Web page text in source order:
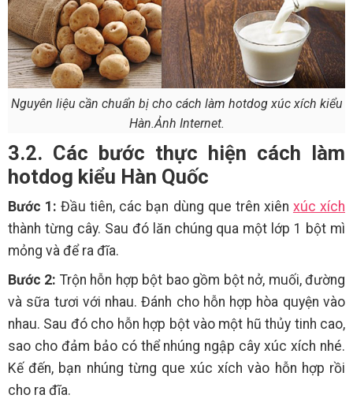
Nguyên liệu cần chuẩn bị cho cách làm hotdog xúc xích kiểu
Hàn.Ảnh Internet.
3.2. Các bước thực hiện cách làm
hotdog kiểu Hàn Quốc
Bước 1: Đầu tiên, các bạn dùng que trên xiên xúc xích
thành từng cây. Sau đó lăn chúng qua một lớp 1 bột mì
mỏng và để ra đĩa.
Bước 2: Trộn hỗn hợp bột bao gồm bột nở, muối, đường
và sữa tươi với nhau. Đánh cho hỗn hợp hòa quyện vào
nhau. Sau đó cho hỗn hợp bột vào một hũ thủy tinh cao,
sao cho đảm bảo có thể nhúng ngập cây xúc xích nhé.
Kế đến, bạn nhúng từng que xúc xích vào hỗn hợp rồi
cho ra đĩa.